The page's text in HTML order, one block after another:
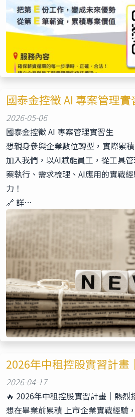
國泰金控徵 AI 專案管理實
2026-05-06
國泰金控徵 AI 專案管理實習生
想親身參與企業數位轉型，實際累
加入我們，以AI賦能員工，從工具
案執行、需求梳理、AI應用的實戰
力！
🔗 詳…
2026年中租控股實習計畫
2026-04-17
🔥 2026年中租控股實習計畫｜熱烈
想在畢業前累積 上市企業實戰經驗